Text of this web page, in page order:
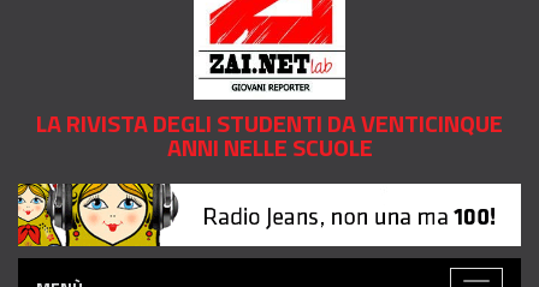
LA RIVISTA DEGLI STUDENTI DA VENTICINQUE
ANNI NELLE SCUOLE